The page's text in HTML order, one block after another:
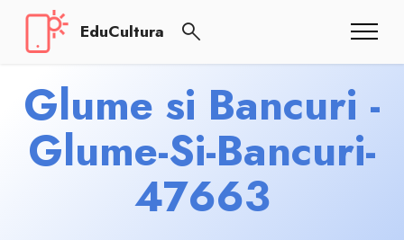
EduCultura
Glume si Bancuri -
Glume-Si-Bancuri-
47663